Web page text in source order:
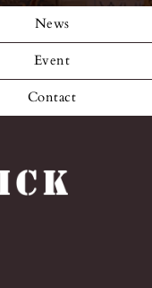
News
Event
Contact